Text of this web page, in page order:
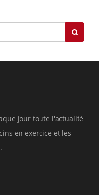
jour toute l'actualité
en exercice et les